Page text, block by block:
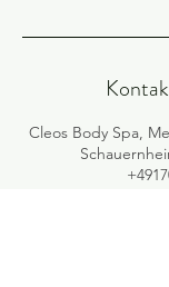
Cleos Body Spa,